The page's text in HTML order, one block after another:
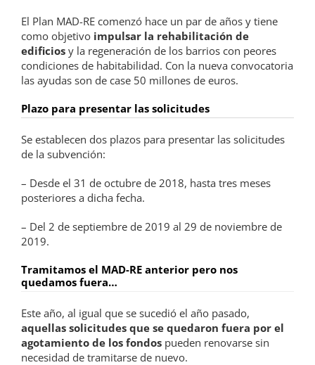
El Plan MAD-RE comenzó hace un par de años y tiene
como objetivo impulsar la rehabilitación de
edificiosy la regeneración de los barrios con peores
condiciones de habitabilidad. Con la nueva convocatoria
las ayudas son de case 50 millones de euros.
Plazo para presentar las solicitudes
Se establecen dos plazos para presentar las solicitudes
de la subvención:
– Desde el 31 de octubre de 2018, hasta tres meses
posteriores a dicha fecha.
– Del 2 de septiembre de 2019 al 29 de noviembre de
2019.
Tramitamos el MAD-RE anterior pero nos
quedamos fuera…
Este año, al igual que se sucedió el año pasado,
aquellas solicitudes que se quedaron fuera por el
agotamiento de los fondos pueden renovarse sin
necesidad de tramitarse de nuevo.